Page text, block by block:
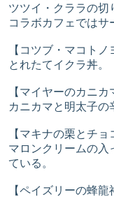
ツツイ・クララの切
コラボカフェではサ
【コツブ・マコトノ
とれたてイクラ丼。
【マイヤーのカニカ
カニカマと明太子の
【マキナの栗とチョ
マロンクリームの入
ている。
【ペイズリーの蜂龍